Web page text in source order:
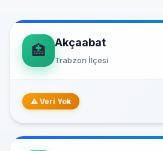
🏥 Akçaabat
Trabzon İlçesi
⚠ Veri Yok